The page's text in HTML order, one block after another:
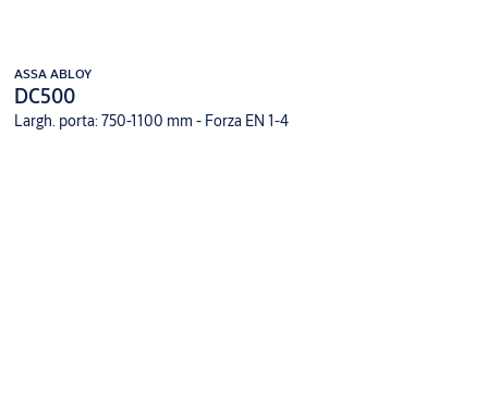
ASSA ABLOY
DC500
Largh. porta: 750-1100 mm - Forza EN 1-4